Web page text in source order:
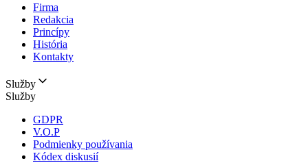
Firma
Redakcia
Princípy
História
Kontakty
Služby
Služby
GDPR
V.O.P
Podmienky používania
Kódex diskusií